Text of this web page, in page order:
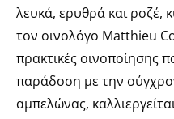
λευκά, ερυθρά και ροζέ,
τον οινολόγο Matthieu
πρακτικές οινοποίησης
παράδοση με την
αμπελώνας,